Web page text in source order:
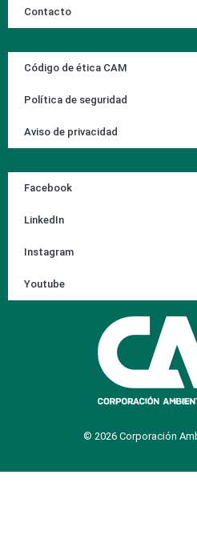
Contacto
Código de ética CAM
Política de seguridad
Aviso de privacidad
Facebook
LinkedIn
Instagram
Youtube
© 2026 Corporación